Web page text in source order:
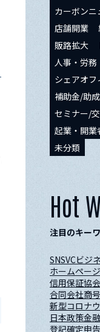
カーボン
店舗開業
販路拡大
人事・労務
シェアオ
補助金/助
セミナー/
起業・開業
未分類
Hot
注目のキー
SNSVCビジ
ホームページ
信用保証協会
合同会社商号
新型コロナ
日本政策金
登記確定申告